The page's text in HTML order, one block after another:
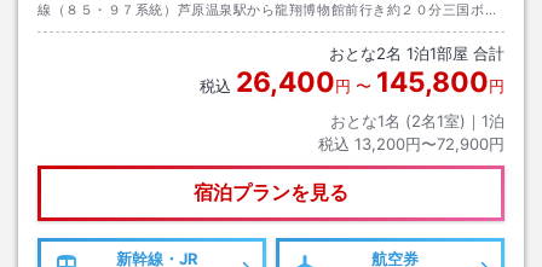
線（８５・９７系統）芦原温泉駅から龍翔博物館前行き約２０分三国ボー
ト場口下車→徒歩約１分
おとな2名 1泊1部屋 合計
税込 26,400円 〜 145,800円
おとな1名 (2名1室)｜ 1泊
税込 13,200円〜72,900円
宿泊プランを見る
新幹線・JR 航空券